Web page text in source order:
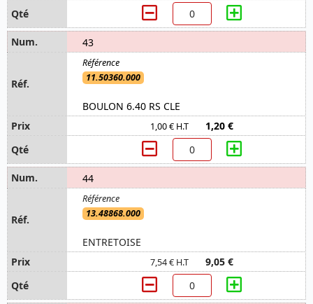
43
11.50360.000
BOULON 6.40 RS CLE
1,00 € H.T 1,20 €
44
13.48868.000
ENTRETOISE
7,54 € H.T 9,05 €